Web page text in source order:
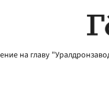
на главу